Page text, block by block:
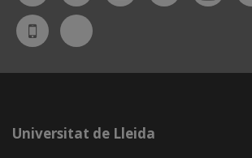
UdL
App
Bluesky
Universitat de Lleida